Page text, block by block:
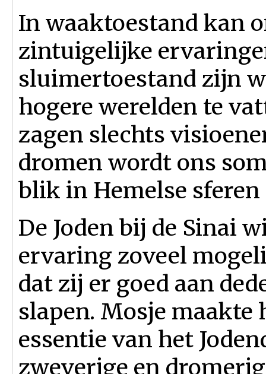
In waaktoestand kan
zintuigelijke
sluimertoestand zijn
hogere werelden te
zagen slechts
dromen wordt ons
blik in Hemelse sferen
De Joden bij de Sinai
ervaring zoveel
dat zij er goed aan
slapen. Mosje maakte
essentie van het
zweverige en